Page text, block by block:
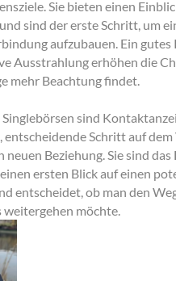
Sie bieten einen
sind der erste Schritt, um
aufzubauen. Ein
Ausstrahlung erhöhen die
mehr Beachtung findet.
sind
entscheidende Schritt auf dem
neuen Beziehung. Sie sind das
ersten Blick auf einen
entscheidet, ob man den
weitergehen möchte.